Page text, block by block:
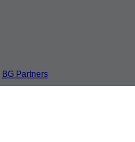
BG Partners